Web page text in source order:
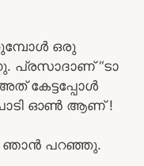
ഒരു
പ്രസാദാണ് “ടാ
അത് കേട്ടപ്പോൾ
ഓൺ ആണ് !
ഞാൻ പറഞ്ഞു.